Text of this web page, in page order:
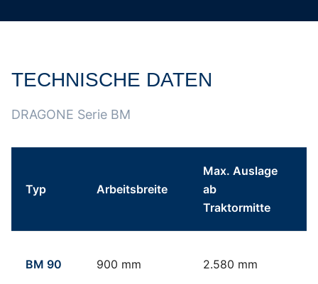
TECHNISCHE DATEN
DRAGONE Serie BM
Typ Arbeitsbreite
Max. Auslage
ab
Traktormitte
BM 90 900 mm 2.580 mm